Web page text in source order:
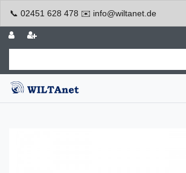
📞 02451 628 478 ✉️ info@wiltanet.de